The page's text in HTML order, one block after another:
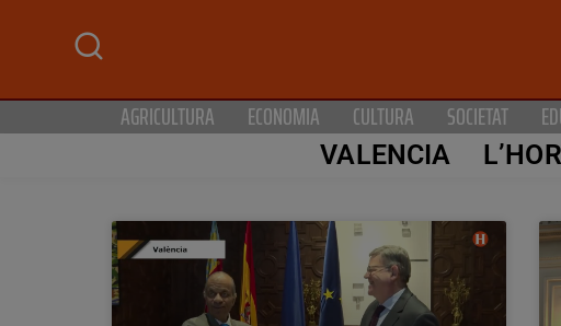
AGRICULTURA ECONOMIA CULTURA SOCIETAT
VALENCIA